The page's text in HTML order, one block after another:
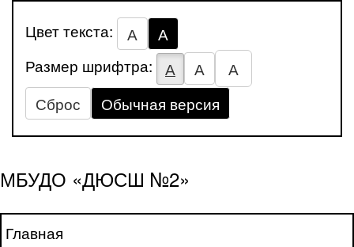
Цвет текста: А
А
Размер шрифтра:
А А
А
Сброс
Обычная версия
МБУДО «ДЮСШ №2»
Главная